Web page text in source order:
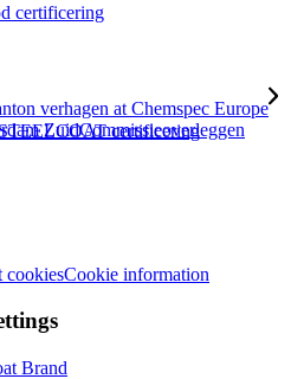
certificering
certificering
Brand
Commissieoverleggen
cookiesCookie information